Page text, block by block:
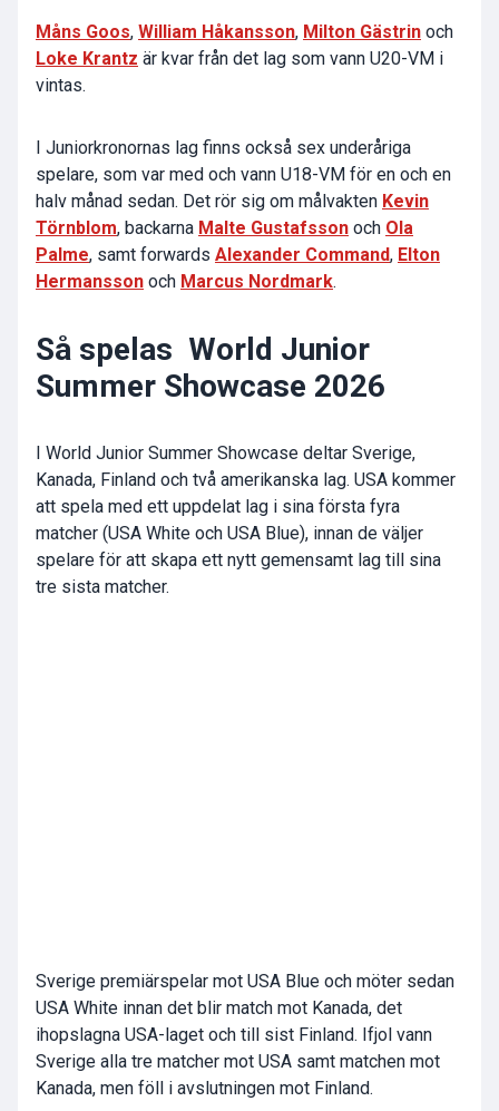
Måns Goos, William Håkansson, Milton Gästrin och
Loke Krantz är kvar från det lag som vann U20-VM i
vintas.
I Juniorkronornas lag finns också sex underåriga
spelare, som var med och vann U18-VM för en och en
halv månad sedan. Det rör sig om målvakten Kevin
Törnblom, backarna Malte Gustafsson och Ola
Palme, samt forwards Alexander Command, Elton
Hermansson och Marcus Nordmark.
Så spelas World Junior
Summer Showcase 2026
I World Junior Summer Showcase deltar Sverige,
Kanada, Finland och två amerikanska lag. USA kommer
att spela med ett uppdelat lag i sina första fyra
matcher (USA White och USA Blue), innan de väljer
spelare för att skapa ett nytt gemensamt lag till sina
tre sista matcher.
Sverige premiärspelar mot USA Blue och möter sedan
USA White innan det blir match mot Kanada, det
ihopslagna USA-laget och till sist Finland. Ifjol vann
Sverige alla tre matcher mot USA samt matchen mot
Kanada, men föll i avslutningen mot Finland.